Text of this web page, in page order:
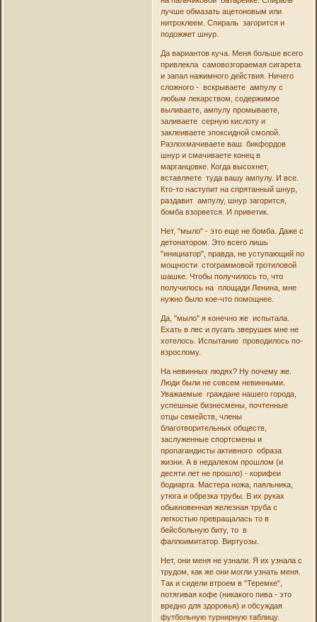
лучше обмазать ацетоновым или
нитроклеем. Спираль загорится и
подожжет шнур.
Да вариантов куча. Меня больше всего
привлекла самовозгораемая сигарета
и запал нажимного действия. Ничего
сложного - вскрываете ампулу с
любым лекарством, содержимое
выливаете, ампулу промываете,
заливаете серную кислоту и
заклеиваете эпоксидной смолой.
Разлохмачиваете ваш бикфордов
шнур и смачиваете конец в
марганцовке. Когда высохнет,
вставляете туда вашу ампулу. И все.
Кто-то наступит на спрятанный шнур,
раздавит ампулу, шнур загорится,
бомба взорвется. И приветик.
Нет, "мыло" - это еще не бомба. Даже с
детонатором. Это всего лишь
"инициатор", правда, не уступающий по
мощности стограммовой тротиловой
шашке. Чтобы получилось то, что
получилось на площади Ленина, мне
нужно было кое-что помощнее.
Да, "мыло" я конечно же испытала.
Ехать в лес и пугать зверушек мне не
хотелось. Испытание проводилось по-
взрослому.
На невинных людях? Ну почему же.
Люди были не совсем невинными.
Уважаемые граждане нашего города,
успешные бизнесмены, почтенные
отцы семейств, члены
благотворительных обществ,
заслуженные спортсмены и
пропагандисты активного образа
жизни. А в недалеком прошлом (и
десяти лет не прошло) - корифеи
бодиарта. Мастера ножа, паяльника,
утюга и обрезка трубы. В их руках
обыкновенная железная труба с
легкостью превращалась то в
бейсбольную биту, то в
фаллоимитатор. Виртуозы.
Нет, они меня не узнали. Я их узнала с
трудом, как же они могли узнать меня.
Так и сидели втроем в "Теремке",
потягивая кофе (никакого пива - это
вредно для здоровья) и обсуждая
футбольную турнирную таблицу.